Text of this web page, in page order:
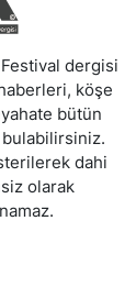
dergisi
köşe
bütün
dahi
olarak